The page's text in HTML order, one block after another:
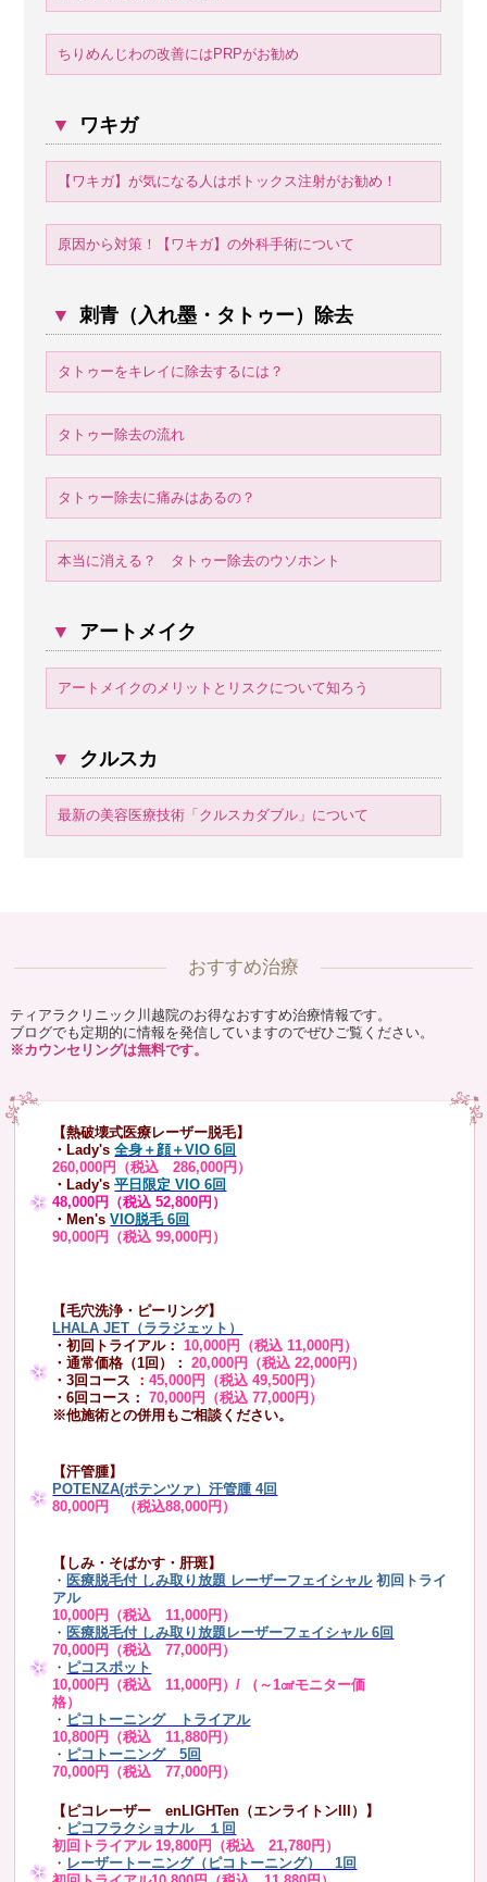
ちりめんじわの改善にはPRPがお勧め
▼ ワキガ
【ワキガ】が気になる人はボトックス注射がお勧め！
原因から対策！【ワキガ】の外科手術について
▼ 刺青（入れ墨・タトゥー）除去
タトゥーをキレイに除去するには？
タトゥー除去の流れ
タトゥー除去に痛みはあるの？
本当に消える？ タトゥー除去のウソホント
▼ アートメイク
アートメイクのメリットとリスクについて知ろう
▼ クルスカ
最新の美容医療技術「クルスカダブル」について
おすすめ治療
ティアラクリニック川越院のお得なおすすめ治療情報です。
ブログでも定期的に情報を発信していますのでぜひご覧ください。
※カウンセリングは無料です。
【熱破壊式医療レーザー脱毛】
・Lady's 全身＋顔＋VIO 6回
260,000円（税込 286,000円）
・Lady's平日限定 VIO 6回
48,000円（税込 52,800円）
・Men's VIO脱毛 6回
90,000円（税込 99,000円）
【毛穴洗浄・ピーリング】
LHALA JET（ララジェット）
・初回トライアル：10,000円（税込 11,000円）
・通常価格（1回）：
20,000円（税込 22,000円）
・3回コース ：45,000円（税込 49,500円）
・6回コース：
70,000円（税込 77,000円）
※他施術との併用もご相談ください。
【汗管腫】
POTENZA(ポテンツァ）汗管腫 4回
80,000円 （税込88,000円）
【しみ・そばかす・肝斑】
・ 医療脱毛付 しみ取り放題 レーザーフェイシャル 初回トライ
アル
10,000円（税込 11,000円）
・ 医療脱毛付 しみ取り放題レーザーフェイシャル 6回
70,000円（税込 77,000円）
・ ピコスポット
10,000円（税込 11,000円）/ （～1㎠モニター価
格）
・ ピコトーニング トライアル
10,800円（税込 11,880円）
・ ピコトーニング 5回
70,000円（税込 77,000円）
【ピコレーザー enLIGHTen（エンライトンIII）】
・ ピコフラクショナル １回
初回トライアル 19,800円（税込 21,780円）
・ レーザートーニング（ピコトーニング） 1回